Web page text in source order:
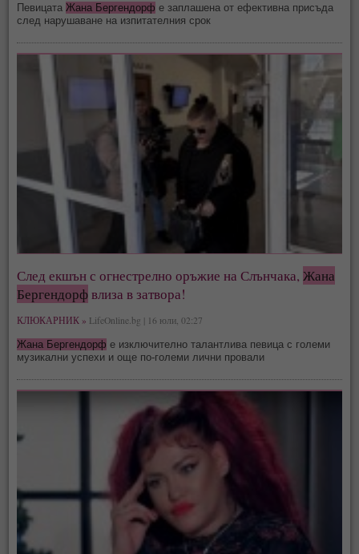
Певицата Жана Бергендорф е заплашена от ефективна присъда
след нарушаване на изпитателния срок
След екшън с огнестрелно оръжие на Слънчака,Жана
Бергендорфвлиза в затвора!
КЛЮКАРНИК » LifeOnline.bg | 16 юли, 02:27
Жана Бергендорф е изключително талантлива певица с големи
музикални успехи и още по-големи лични провали